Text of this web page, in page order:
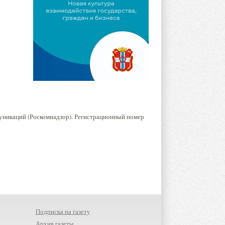
(Роскомнадзор). Регистрационный номер
Подписка на газету